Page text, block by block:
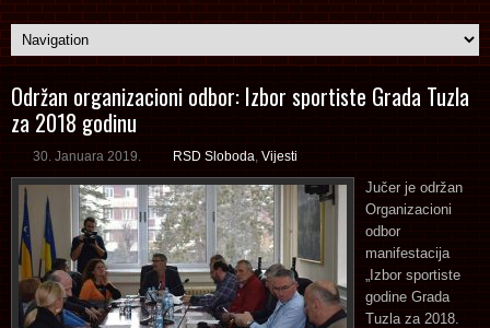
Održan organizacioni odbor: Izbor sportiste Grada Tuzla
za 2018 godinu
30. Januara 2019. RSD Sloboda Vijesti
Jučer je održan
Organizacioni
odbor
manifestacija
„Izbor sportiste
godine Grada
Tuzla za 2018.